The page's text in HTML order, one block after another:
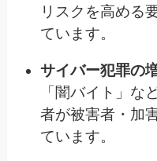
リスクを高める
ています。
サイバー犯罪の
「闇バイト」な
者が被害者・加
ています。